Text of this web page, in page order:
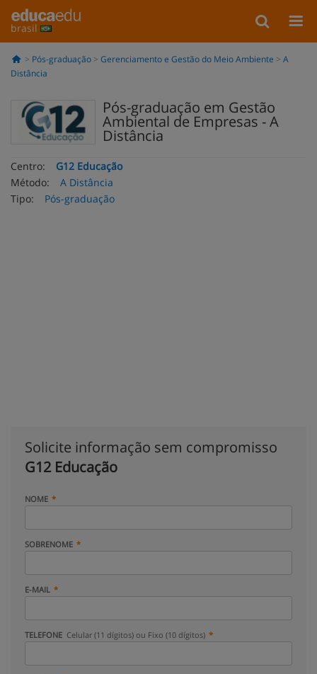
brasil
Pós-graduação Gerenciamento e Gestão do Meio Ambiente
A
Distância
Pós-graduação em Gestão
Ambiental de Empresas - A
Distância
Centro:
G12 Educação
Método:
A Distância
Tipo:
Pós-graduação
Solicite informação sem compromisso
G12 Educação
NOME
SOBRENOME
E-MAIL
TELEFONE Celular (11 dígitos) ou Fixo (10 dígitos)